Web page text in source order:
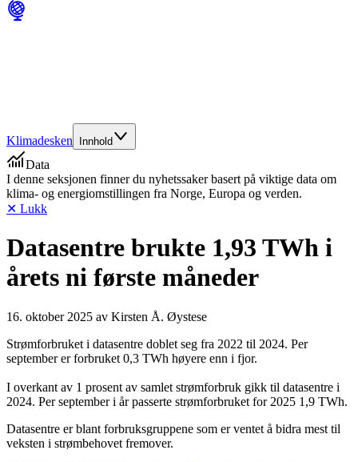
Klimadesken Innhold
Data
I denne seksjonen finner du nyhetssaker basert på viktige data om
klima- og energiomstillingen fra Norge, Europa og verden.
✕ Lukk
Datasentre brukte 1,93 TWh i
årets ni første måneder
16. oktober 2025 av Kirsten Å. Øystese
Strømforbruket i datasentre doblet seg fra 2022 til 2024. Per
september er forbruket 0,3 TWh høyere enn i fjor.
I overkant av 1 prosent av samlet strømforbruk gikk til datasentre i
2024. Per september i år passerte strømforbruket for 2025 1,9 TWh.
Datasentre er blant forbruksgruppene som er ventet å bidra mest til
veksten i strømbehovet fremover.